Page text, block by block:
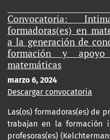
Convocatoria:
formadoras(es) en
a la generación de
formación y
matemáticas
marzo 6, 2024
Descargar convocatoria
Las(os) formadoras(es) de
trabajan en la formación
profesoras(es)